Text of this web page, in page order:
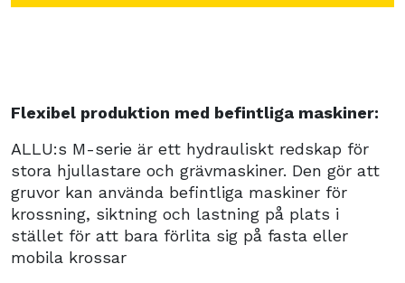
Flexibel produktion med befintliga maskiner:
ALLU:s M-serie är ett hydrauliskt redskap för
stora hjullastare och grävmaskiner. Den gör att
gruvor kan använda befintliga maskiner för
krossning, siktning och lastning på plats i
stället för att bara förlita sig på fasta eller
mobila krossar